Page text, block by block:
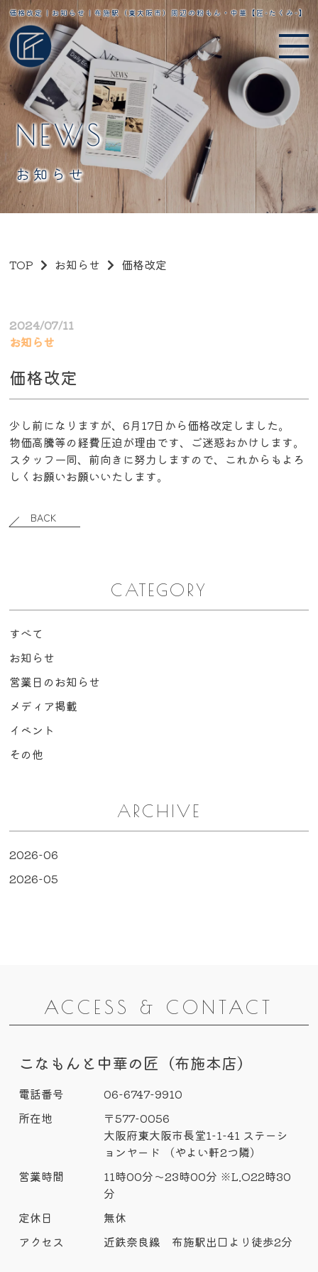
価格改定｜お知らせ｜布施駅（東大阪市）周辺の粉もん・中華【匠-たくみ-】
NEWS
お知らせ
TOP お知らせ 価格改定
2024/07/11
お知らせ
価格改定
少し前になりますが、6月17日から価格改定しました。
物価高騰等の経費圧迫が理由です、ご迷惑おかけします。
スタッフ一同、前向きに努力しますので、これからもよろ
しくお願いお願いいたします。
BACK
CATEGORY
すべて
お知らせ
営業日のお知らせ
メディア掲載
イベント
その他
ARCHIVE
2026-06
2026-05
ACCESS & CONTACT
こなもんと中華の匠（布施本店）
電話番号
06-6747-9910
所在地
〒577-0056
大阪府東大阪市長堂1-1-41 ステーシ
ョンヤード （やよい軒2つ隣）
営業時間
11時00分～23時00分 ※L.O22時30
分
定休日
無休
アクセス
近鉄奈良線 布施駅出口より徒歩2分